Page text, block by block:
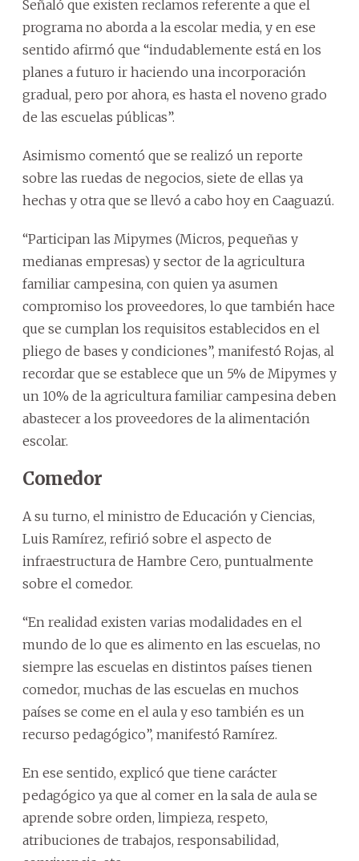
Señaló que existen reclamos referente a que el
programa no aborda a la escolar media, y en ese
sentido afirmó que “indudablemente está en los
planes a futuro ir haciendo una incorporación
gradual, pero por ahora, es hasta el noveno grado
de las escuelas públicas”.
Asimismo comentó que se realizó un reporte
sobre las ruedas de negocios, siete de ellas ya
hechas y otra que se llevó a cabo hoy en Caaguazú.
“Participan las Mipymes (Micros, pequeñas y
medianas empresas) y sector de la agricultura
familiar campesina, con quien ya asumen
compromiso los proveedores, lo que también hace
que se cumplan los requisitos establecidos en el
pliego de bases y condiciones”, manifestó Rojas, al
recordar que se establece que un 5% de Mipymes y
un 10% de la agricultura familiar campesina deben
abastecer a los proveedores de la alimentación
escolar.
Comedor
A su turno, el ministro de Educación y Ciencias,
Luis Ramírez, refirió sobre el aspecto de
infraestructura de Hambre Cero, puntualmente
sobre el comedor.
“En realidad existen varias modalidades en el
mundo de lo que es alimento en las escuelas, no
siempre las escuelas en distintos países tienen
comedor, muchas de las escuelas en muchos
países se come en el aula y eso también es un
recurso pedagógico”, manifestó Ramírez.
En ese sentido, explicó que tiene carácter
pedagógico ya que al comer en la sala de aula se
aprende sobre orden, limpieza, respeto,
atribuciones de trabajos, responsabilidad,